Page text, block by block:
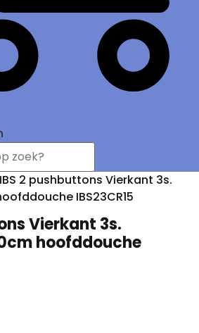
IBS 2 pushbuttons Vierkant 3s.
IBS23CR15
Vierkant 3s.
hoofddouche